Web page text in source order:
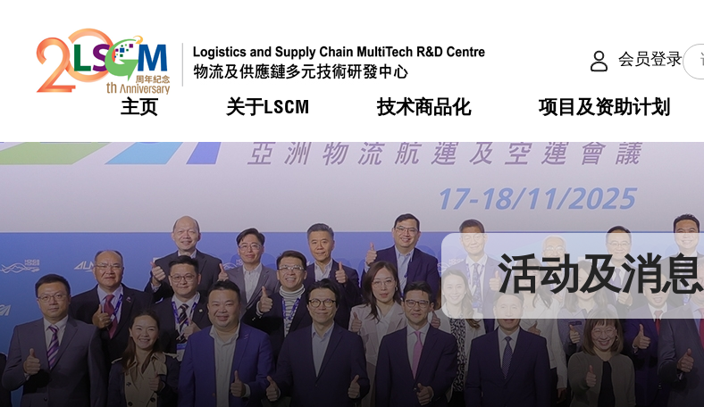
会员登录
主页 关于LSCM
热门 机构简介
组织架构
组织架构
董事局
研究顾问
招标通告
技术商品化
热门 服务
可获授权之技术
应用于公共服务之创新技术
重点项目
项目及资助计划
热门 合作计划
资助计划
资助计划
税务优惠
申请
评审
征求研发项目计划书
热门 活动
奖项
新闻中心
媒体报导
新闻稿
资讯中心
热门 会籍及服务
会员列表
会员登入 活动及消息